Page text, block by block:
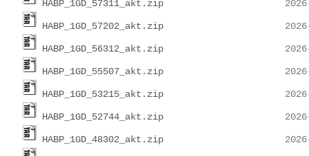
HABP_1GD_57311_akt.zip
HABP_1GD_57202_akt.zip
HABP_1GD_56312_akt.zip
HABP_1GD_55507_akt.zip
HABP_1GD_53215_akt.zip
HABP_1GD_52744_akt.zip
HABP_1GD_48302_akt.zip